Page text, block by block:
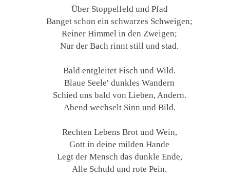
Über Stoppelfeld und Pfad
Banget schon ein schwarzes Schweigen;
Reiner Himmel in den Zweigen;
Nur der Bach rinnt still und stad.
Bald entgleitet Fisch und Wild.
Blaue Seele′ dunkles Wandern
Schied uns bald von Lieben, Andern.
Abend wechselt Sinn und Bild.
Rechten Lebens Brot und Wein,
Gott in deine milden Hande
Legt der Mensch das dunkle Ende,
Alle Schuld und rote Pein.